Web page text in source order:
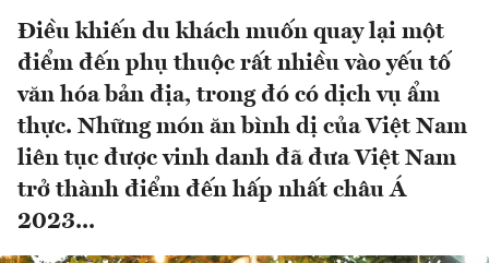
Điều khiến du khách muốn quay lại một
điểm đến phụ thuộc rất nhiều vào yếu tố
văn hóa bản địa, trong đó có dịch vụ ẩm
thực. Những món ăn bình dị của Việt Nam
liên tục được vinh danh đã đưa Việt Nam
trở thành điểm đến hấp nhất châu Á
2023...